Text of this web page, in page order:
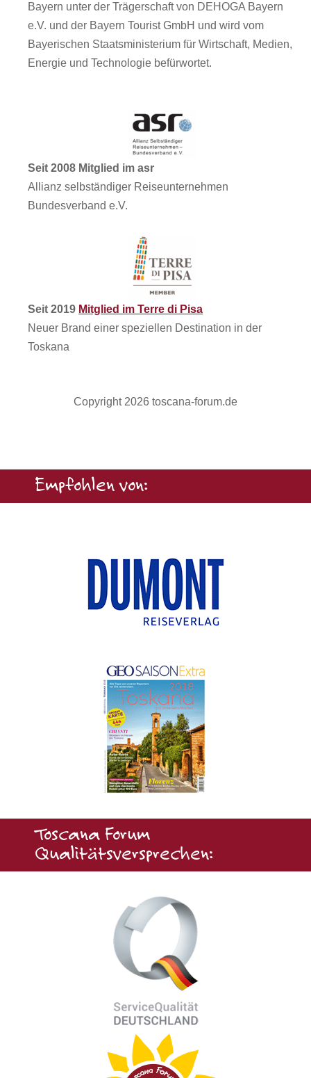
Bayern unter der Trägerschaft von DEHOGA Bayern
e.V. und der Bayern Tourist GmbH und wird vom
Bayerischen Staatsministerium für Wirtschaft, Medien,
Energie und Technologie befürwortet.
Seit 2008 Mitglied im asr
Allianz selbständiger Reiseunternehmen
Bundesverband e.V.
Seit 2019 Mitglied im Terre di Pisa
Neuer Brand einer speziellen Destination in der
Toskana
Copyright 2026 toscana-forum.de
Empfohlen von:
Toscana Forum
Qualitätsversprechen: